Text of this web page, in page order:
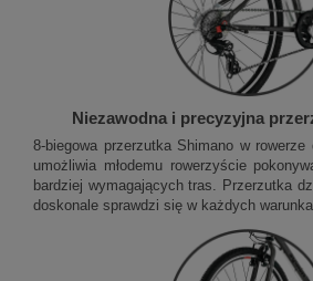
Niezawodna i precyzyjna
8-biegowa przerzutka Shimano w
umożliwia młodemu rowerzyście
bardziej wymagających tras. Przerzutka
doskonale sprawdzi się w każdych